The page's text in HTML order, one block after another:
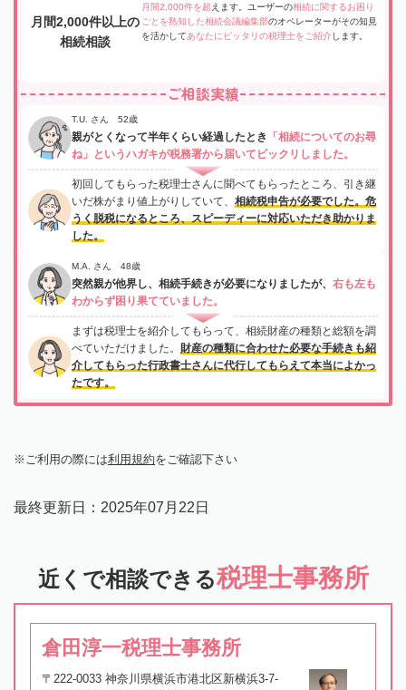
月間2,000件以上の
相続相談
月間2,000件を超 えます。ユーザーの相続に関するお困り
ごとを熟知した相続会議編集部のオペレーターがその知見
を活かしてあなたにピッタリの税理士をご紹介 します。
ご相談実績
T.U. さん 52歳
親がとくなって半年くらい経過したとき
「相続についてのお尋
ね」というハガキが税務署から届いてビックリしました。
初回してもらった税理士さんに聞べてもらったところ、引き継
いだ株がまり値上がりしていて、 相続税申告が必要でした。危
うく脱税になるところ、スピーディーに対応いただき助かりま
した。
M.A. さん 48歳
突然親が他界し、相続手続きが必要になりましたが、 右も左も
わからず困り果てていました。
まずは税理士を紹介してもらって、相続財産の種類と総額を調
べていただけました。 財産の種類に合わせた必要な手続きも紹
介してもらった行政書士さんに代行してもらえて本当によかっ
たです。
ご利用の際には利用規約をご確認下さい
最終更新日： 2025年07月22日
近くで相談できる税理士事務所
倉田淳一税理士事務所
〒222-0033 神奈川県横浜市港北区新横浜3-7-